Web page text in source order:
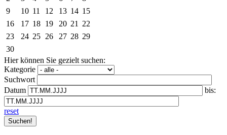
9
10 11 12 13 14 15
16
17 18 19 20 21
22
23
24 25 26 27 28 29
30
Hier können Sie gezielt suchen:
Kategorie
Suchwort
Datum
bis:
reset